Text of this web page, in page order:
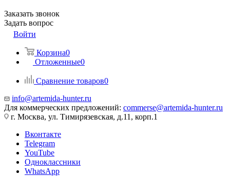
Заказать звонок
Задать вопрос
Войти
Корзина0
Отложенные0
Сравнение товаров0
info@artemida-hunter.ru
Для коммерческих предложений: commerse@artemida-hunter.ru
г. Москва, ул. Тимирязевская, д.11, корп.1
Вконтакте
Telegram
YouTube
Одноклассники
WhatsApp